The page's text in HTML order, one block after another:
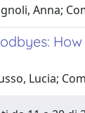
Anna;
Lucia;